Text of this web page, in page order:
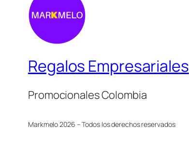
Regalos Empresariales
Promocionales Colombia
Markmelo 2026 – Todos los derechos reservados